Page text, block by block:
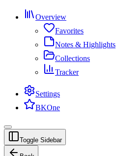
Overview
Favorites
Notes & Highlights
Collections
Tracker
Settings
BKOne
Toggle Sidebar